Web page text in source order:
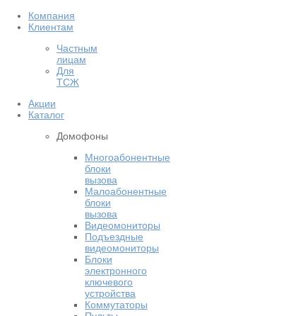
Компания
Клиентам
Частным
лицам
Для
ТСЖ
Акции
Каталог
Домофоны
Многоабонентные
блоки
вызова
Малоабонентные
блоки
вызова
Видеомониторы
Подъездные
видеомониторы
Блоки
электронного
ключевого
устройства
Коммутаторы